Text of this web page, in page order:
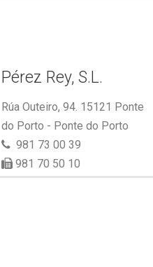
Pérez Rey, S.L.
Rúa Outeiro, 94. 15121 Ponte
do Porto - Ponte do Porto
981 73 00 39
981 70 50 10